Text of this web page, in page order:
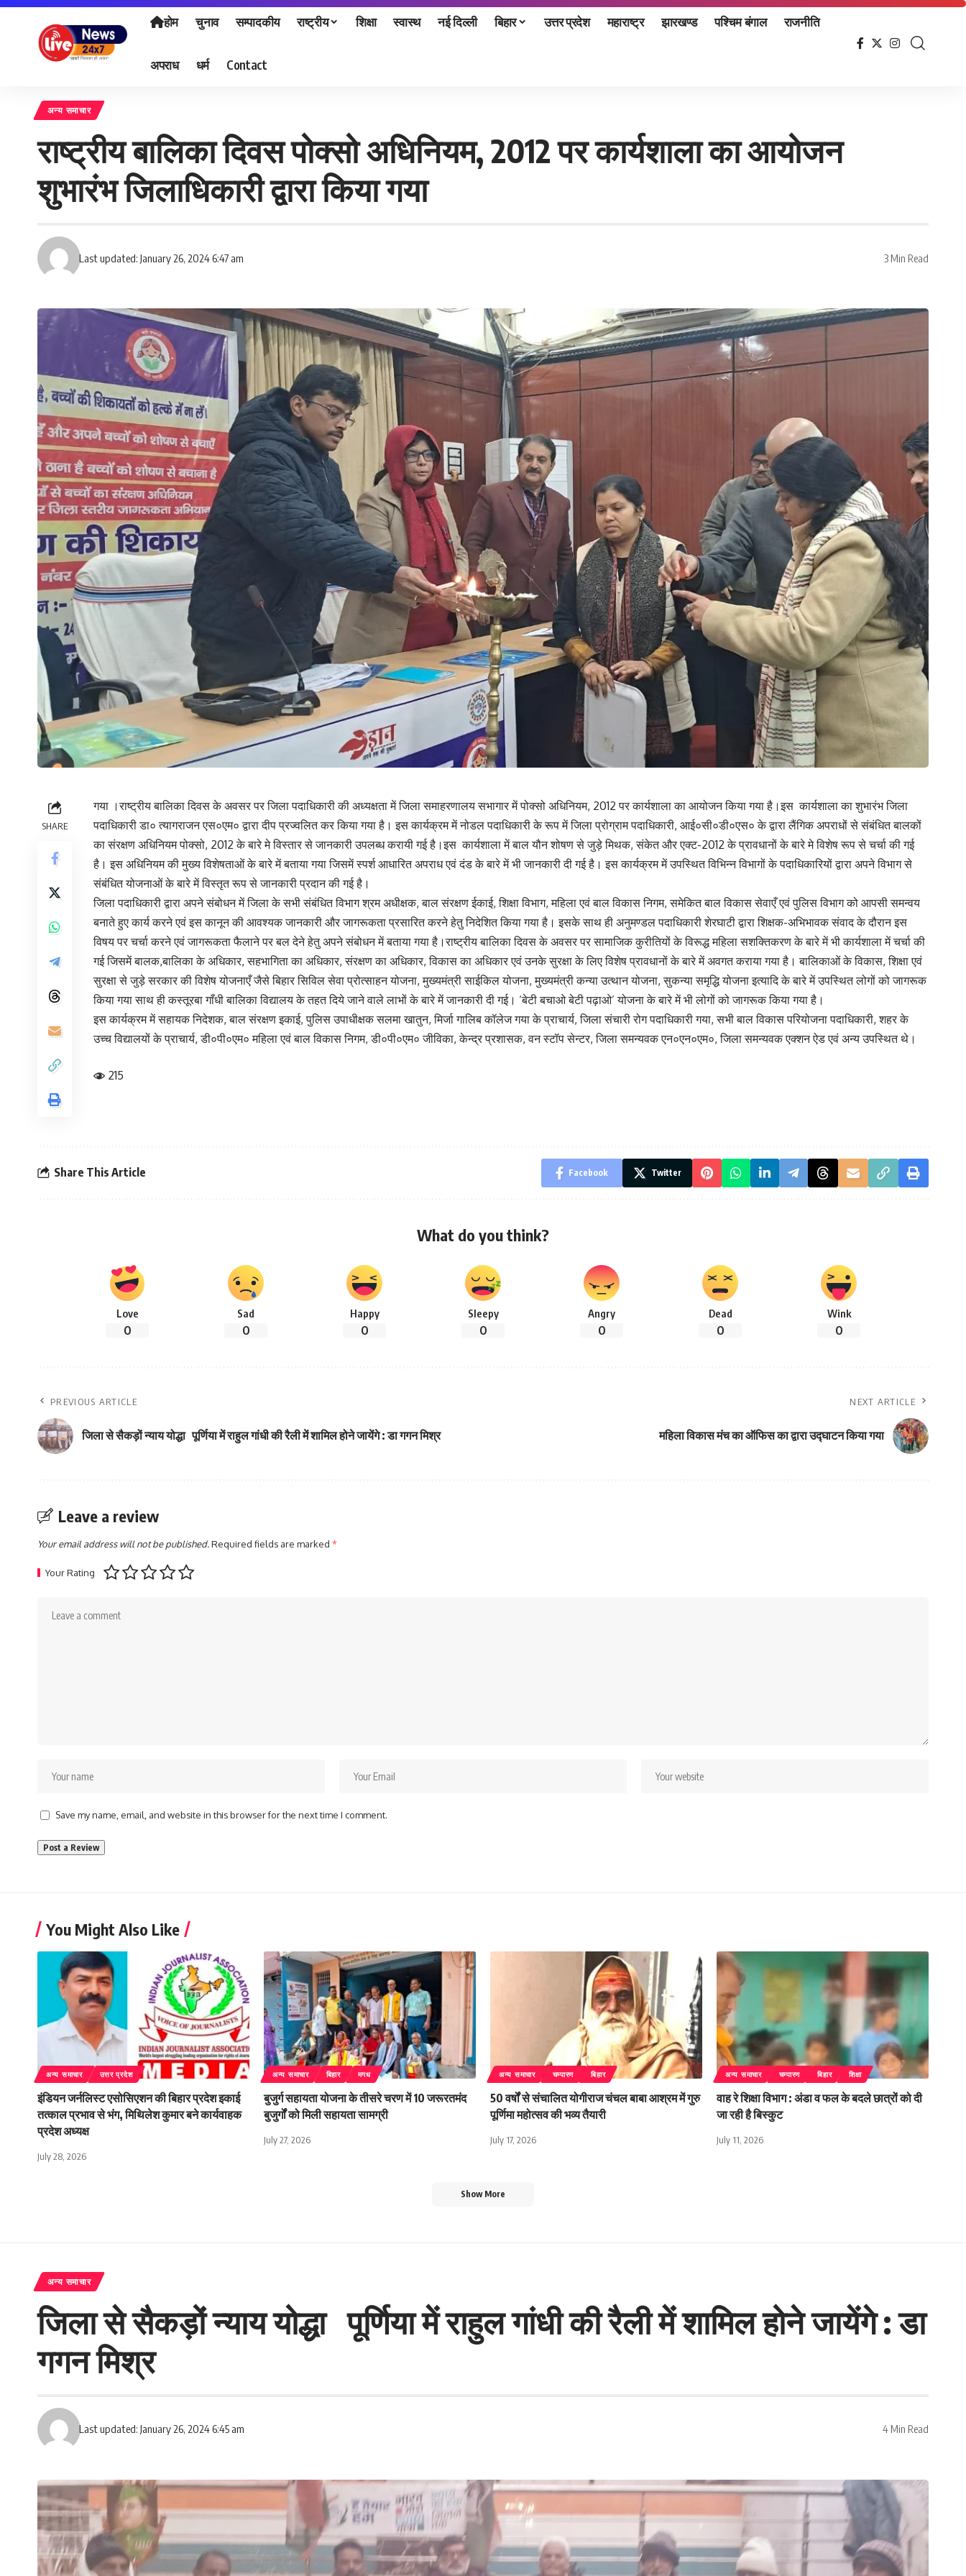
होम चुनाव सम्पादकीय राष्ट्रीय शिक्षा स्वास्थ नई दिल्ली बिहार उत्तर प्रदेश महाराष्ट्र झारखण्ड पश्चिम बंगाल राजनीति
अपराध धर्म Contact
अन्य समाचार
राष्ट्रीय बालिका दिवस पोक्सो अधिनियम, 2012 पर कार्यशाला का आयोजन
शुभारंभ जिलाधिकारी द्वारा किया गया
Last updated: January 26, 2024 6:47 am 3 Min Read
SHARE
गया ।राष्ट्रीय बालिका दिवस के अवसर पर जिला पदाधिकारी की अध्यक्षता में जिला समाहरणालय सभागार में पोक्सो अधिनियम, 2012 पर कार्यशाला का आयोजन किया गया है।इस कार्यशाला का शुभारंभ जिला
पदाधिकारी डा० त्यागराजन एस०एम० द्वारा दीप प्रज्वलित कर किया गया है। इस कार्यक्रम में नोडल पदाधिकारी के रूप में जिला प्रोग्राम पदाधिकारी, आई०सी०डी०एस० के द्वारा लैंगिक अपराधों से संबंधित बालकों
का संरक्षण अधिनियम पोक्सो, 2012 के बारे मे विस्तार से जानकारी उपलब्ध करायी गई है।इस कार्यशाला में बाल यौन शोषण से जुड़े मिथक, संकेत और एक्ट-2012 के प्रावधानों के बारे मे विशेष रूप से चर्चा की गई
है। इस अधिनियम की मुख्य विशेषताओं के बारे में बताया गया जिसमें स्पर्श आधारित अपराध एवं दंड के बारे में भी जानकारी दी गई है। इस कार्यक्रम में उपस्थित विभिन्न विभागों के पदाधिकारियों द्वारा अपने विभाग से
संबंधित योजनाओं के बारे में विस्तृत रूप से जानकारी प्रदान की गई है।
जिला पदाधिकारी द्वारा अपने संबोधन में जिला के सभी संबंधित विभाग श्रम अधीक्षक, बाल संरक्षण ईकाई, शिक्षा विभाग, महिला एवं बाल विकास निगम, समेकित बाल विकास सेवाएँ एवं पुलिस विभाग को आपसी समन्वय
बनाते हुए कार्य करने एवं इस कानून की आवश्यक जानकारी और जागरूकता प्रसारित करने हेतु निदेशित किया गया है। इसके साथ ही अनुमण्डल पदाधिकारी शेरघाटी द्वारा शिक्षक-अभिभावक संवाद के दौरान इस
विषय पर चर्चा करने एवं जागरूकता फैलाने पर बल देने हेतु अपने संबोधन में बताया गया है।राष्ट्रीय बालिका दिवस के अवसर पर सामाजिक कुरीतियों के विरूद्ध महिला सशक्तिकरण के बारे में भी कार्यशाला में चर्चा की
गई जिसमें बालक,बालिका के अधिकार, सहभागिता का अधिकार, संरक्षण का अधिकार, विकास का अधिकार एवं उनके सुरक्षा के लिए विशेष प्रावधानों के बारे में अवगत कराया गया है। बालिकाओं के विकास, शिक्षा एवं
सुरक्षा से जुड़े सरकार की विशेष योजनाएँ जैसे बिहार सिविल सेवा प्रोत्साहन योजना, मुख्यमंत्री साईकिल योजना, मुख्यमंत्री कन्या उत्थान योजना, सुकन्या समृद्धि योजना इत्यादि के बारे में उपस्थित लोगों को जागरूक
किया गया साथ ही कस्तूरबा गाँधी बालिका विद्यालय के तहत दिये जाने वाले लाभों के बारे में जानकारी दी गई। ‘बेटी बचाओ बेटी पढ़ाओ’ योजना के बारे में भी लोगों को जागरूक किया गया है।
इस कार्यक्रम में सहायक निदेशक, बाल संरक्षण इकाई, पुलिस उपाधीक्षक सलमा खातुन, मिर्जा गालिब कॉलेज गया के प्राचार्य, जिला संचारी रोग पदाधिकारी गया, सभी बाल विकास परियोजना पदाधिकारी, शहर के
उच्च विद्यालयों के प्राचार्य, डी०पी०एम० महिला एवं बाल विकास निगम, डी०पी०एम० जीविका, केन्द्र प्रशासक, वन स्टॉप सेन्टर, जिला समन्यवक एन०एन०एम०, जिला समन्यवक एक्शन ऐड एवं अन्य उपस्थित थे।
215
Share This Article Facebook Twitter
What do you think?
Love
0
Sad
0
Happy
0
Sleepy
0
Angry
0
Dead
0
Wink
0
PREVIOUS ARTICLE
जिला से सैकड़ों न्याय योद्धा पूर्णिया में राहुल गांधी की रैली में शामिल होने जायेंगे : डा गगन मिश्र
NEXT ARTICLE
महिला विकास मंच का ऑफिस का द्वारा उद्घाटन किया गया
Leave a review
Your email address will not be published.Required fields are marked *
Your Rating
Save my name, email, and website in this browser for the next time I comment.
You Might Also Like
अन्य समाचार उत्तर प्रदेश
इंडियन जर्नलिस्ट एसोसिएशन की बिहार प्रदेश इकाई
तत्काल प्रभाव से भंग, मिथिलेश कुमार बने कार्यवाहक
प्रदेश अध्यक्ष
July 28, 2026
अन्य समाचार बिहार मगध
बुजुर्ग सहायता योजना के तीसरे चरण में 10 जरूरतमंद
बुजुर्गों को मिली सहायता सामग्री
July 27, 2026
अन्य समाचार चम्पारण बिहार
50 वर्षों से संचालित योगीराज चंचल बाबा आश्रम में गुरु
पूर्णिमा महोत्सव की भव्य तैयारी
July 17, 2026
अन्य समाचार चम्पारण बिहार शिक्षा
वाह रे शिक्षा विभाग : अंडा व फल के बदले छात्रों को दी
जा रही है बिस्कुट
July 11, 2026
Show More
अन्य समाचार
जिला से सैकड़ों न्याय योद्धा पूर्णिया में राहुल गांधी की रैली में शामिल होने जायेंगे : डा
गगन मिश्र
Last updated: January 26, 2024 6:45 am 4 Min Read